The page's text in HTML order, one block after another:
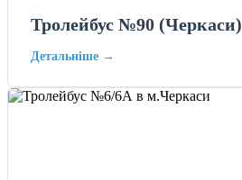
Тролейбус №90 (Черкаси)
Детальніше →